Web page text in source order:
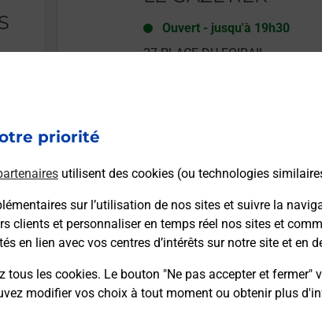
priorité
utilisent des cookies (ou technologies
sur l’utilisation de nos sites et suivre la
clients et personnaliser en temps réel nos sites et
en lien avec vos centres d’intérêts sur notre site et en
tous les cookies. Le bouton "Ne pas accepter et
modifier vos choix à tout moment ou obtenir plus
Ouvert- jusqu'à 19h30
27 PLACE DU FOIRAIL